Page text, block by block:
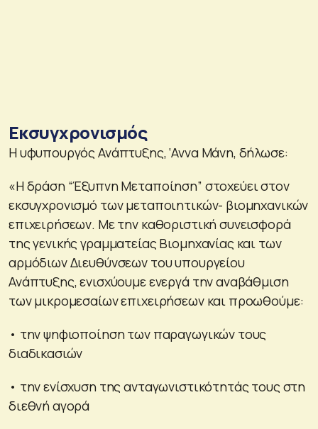
Εκσυγχρονισμός
Η υφυπουργός Ανάπτυξης, ‘Αννα Μάνη, δήλωσε:
«Η δράση “Έξυπνη Μεταποίηση” στοχεύει στον
εκσυγχρονισμό των μεταποιητικών- βιομηχανικών
επιχειρήσεων. Με την καθοριστική συνεισφορά
της γενικής γραμματείας Βιομηχανίας και των
αρμόδιων Διευθύνσεων του υπουργείου
Ανάπτυξης, ενισχύουμε ενεργά την αναβάθμιση
των μικρομεσαίων επιχειρήσεων και προωθούμε:
• την ψηφιοποίηση των παραγωγικών τους
διαδικασιών
• την ενίσχυση της ανταγωνιστικότητάς τους στη
διεθνή αγορά